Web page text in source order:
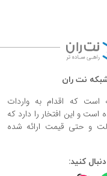
نت ران
است که اقدام به واردات
و این افتخار را دارد که
و حتی قیمت ارائه شده
کنید: